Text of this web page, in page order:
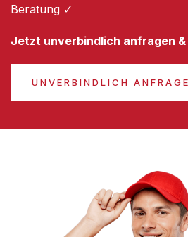
Beratung ✓
Jetzt unverbindlich anfragen
UNVERBINDLICH